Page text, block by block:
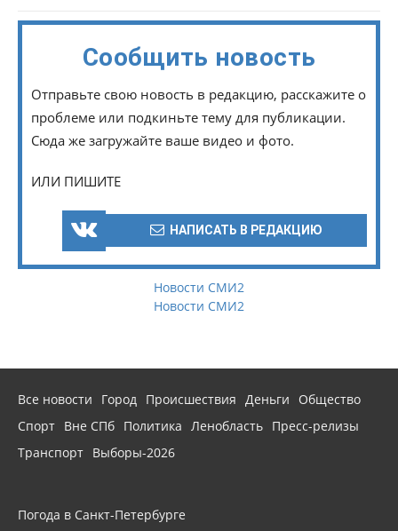
Сообщить новость
Отправьте свою новость в редакцию, расскажите о
проблеме или подкиньте тему для публикации.
Сюда же загружайте ваше видео и фото.
ИЛИ ПИШИТЕ
НАПИСАТЬ В РЕДАКЦИЮ
Новости СМИ2
Новости СМИ2
Все новости Город Происшествия Деньги
Общество
Спорт Вне СПб Политика Ленобласть Пресс-релизы
Транспорт Выборы-2026
Погода в Санкт-Петербурге